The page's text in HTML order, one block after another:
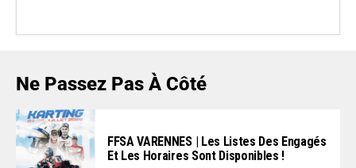
Ne Passez Pas À Côté
FFSA VARENNES | Les Listes Des Engagés
Et Les Horaires Sont Disponibles !